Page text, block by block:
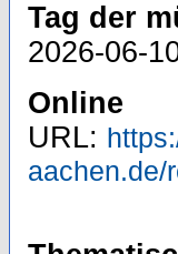
Tag der
2026-06-
Online
URL:
aachen.de/